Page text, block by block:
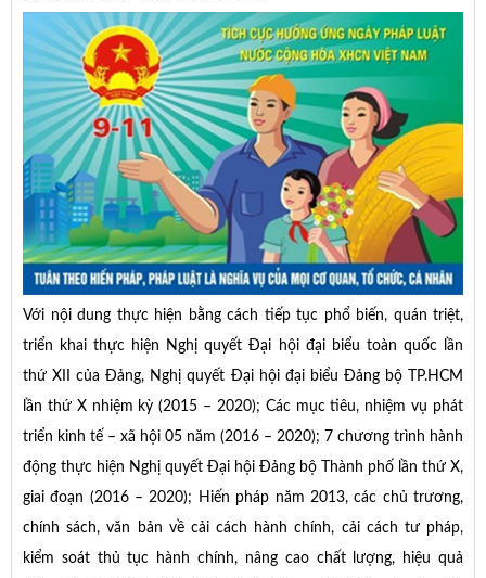
Với nội dung thực hiện bằng cách tiếp tục phổ biến, quán triệt,
triển khai thực hiện Nghị quyết Đại hội đại biểu toàn quốc lần
thứ XII của Đảng, Nghị quyết Đại hội đại biểu Đảng bộ TP.HCM
lần thứ X nhiệm kỳ (2015 – 2020); Các mục tiêu, nhiệm vụ phát
triển kinh tế – xã hội 05 năm (2016 – 2020); 7 chương trình hành
động thực hiện Nghị quyết Đại hội Đảng bộ Thành phố lần thứ X,
giai đoạn (2016 – 2020); Hiến pháp năm 2013, các chủ trương,
chính sách, văn bản về cải cách hành chính, cải cách tư pháp,
kiểm soát thủ tục hành chính, nâng cao chất lượng, hiệu quả